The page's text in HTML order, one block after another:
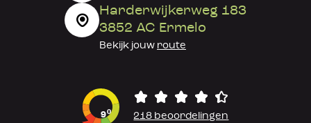
Harderwijkerweg 183
3852 AC Ermelo
Bekijk jouw route
90 218 beoordelingen